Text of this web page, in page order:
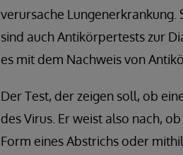
verursache Lungenerkrankung.
sind auch Antikörpertests zur
es mit dem Nachweis von
Der Test, der zeigen soll, ob
des Virus. Er weist also nach,
Form eines Abstrichs oder